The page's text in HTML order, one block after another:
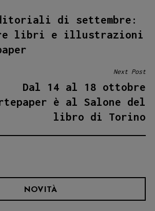
di settembre:
libri e illustrazioni
Next Post
Dal 14 al 18 ottobre
è al Salone del
libro di Torino
NOVITÀ